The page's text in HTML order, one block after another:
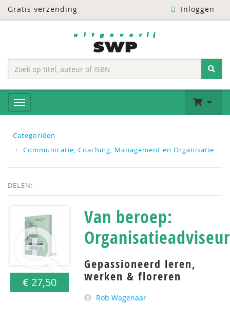
Gratis verzending Inloggen
Categoriëen
Communicatie, Coaching, Management en Organisatie
DELEN:
€ 27,50
Van beroep:
Organisatieadviseur
Gepassioneerd leren,
werken & floreren
Rob Wagenaar